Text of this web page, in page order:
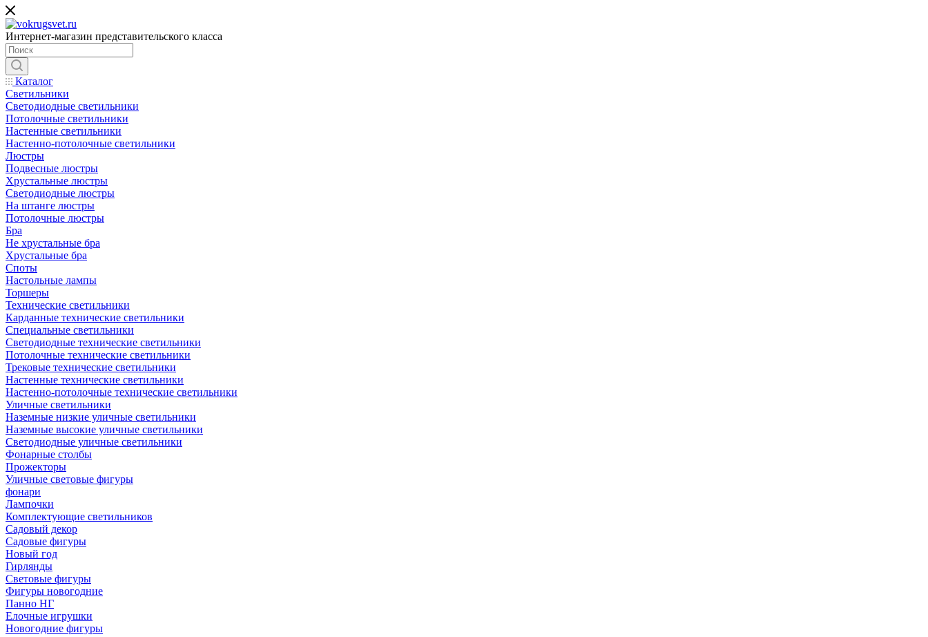
Интернет-магазин представительского класса
Каталог
Светильники
Светодиодные светильники
Потолочные светильники
Настенные светильники
Настенно-потолочные светильники
Люстры
Подвесные люстры
Хрустальные люстры
Светодиодные люстры
На штанге люстры
Потолочные люстры
Бра
Не хрустальные бра
Хрустальные бра
Споты
Настольные лампы
Торшеры
Технические светильники
Карданные технические светильники
Специальные светильники
Светодиодные технические светильники
Потолочные технические светильники
Трековые технические светильники
Настенные технические светильники
Настенно-потолочные технические светильники
Уличные светильники
Наземные низкие уличные светильники
Наземные высокие уличные светильники
Светодиодные уличные светильники
Фонарные столбы
Прожекторы
Уличные световые фигуры
фонари
Лампочки
Комплектующие светильников
Садовый декор
Садовые фигуры
Новый год
Гирлянды
Световые фигуры
Фигуры новогодние
Панно НГ
Елочные игрушки
Новогодние фигуры